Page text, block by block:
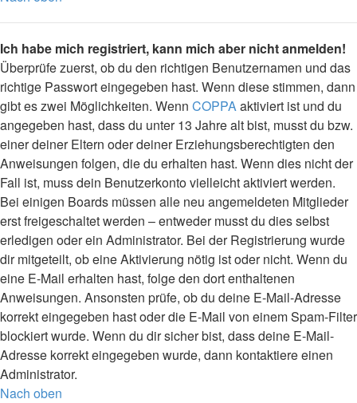
Ich habe mich registriert, kann mich aber nicht anmelden!
Überprüfe zuerst, ob du den richtigen Benutzernamen und das
richtige Passwort eingegeben hast. Wenn diese stimmen, dann
gibt es zwei Möglichkeiten. Wenn COPPAaktiviert ist und du
angegeben hast, dass du unter 13 Jahre alt bist, musst du bzw.
einer deiner Eltern oder deiner Erziehungsberechtigten den
Anweisungen folgen, die du erhalten hast. Wenn dies nicht der
Fall ist, muss dein Benutzerkonto vielleicht aktiviert werden.
Bei einigen Boards müssen alle neu angemeldeten Mitglieder
erst freigeschaltet werden – entweder musst du dies selbst
erledigen oder ein Administrator. Bei der Registrierung wurde
dir mitgeteilt, ob eine Aktivierung nötig ist oder nicht. Wenn du
eine E-Mail erhalten hast, folge den dort enthaltenen
Anweisungen. Ansonsten prüfe, ob du deine E-Mail-Adresse
korrekt eingegeben hast oder die E-Mail von einem Spam-Filter
blockiert wurde. Wenn du dir sicher bist, dass deine E-Mail-
Adresse korrekt eingegeben wurde, dann kontaktiere einen
Administrator.
Nach oben